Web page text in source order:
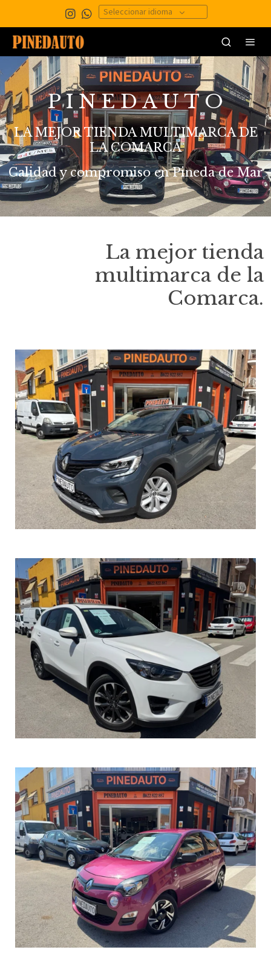
Seleccionar idioma
P I N E D A U T O
LA MEJOR TIENDA MULTIMARCA DE
LA COMARCA
Calidad y compromiso en Pineda de Mar
La mejor tienda
multimarca de la
Comarca.